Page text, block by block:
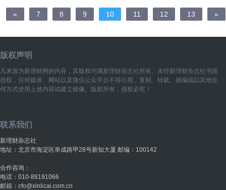
« 7 8 9 10 11 12 13 »
版权声明
凡来源为新理财网的内容，其版权均属新理财杂志社所有。未经新理财杂志社书面
授权，任何媒体、网站以及微信公众平台不得引用、复制、转载、摘编或以其他任
何方式使用上述内容或建立镜像。版权所有，侵权必究！
联系我们
新理财杂志社
地址：北京市海淀区阜成路甲28号新知大厦 邮编：100142
合作咨询：
电话：010-88191066
邮箱：cfo@xinlicai.com.cn